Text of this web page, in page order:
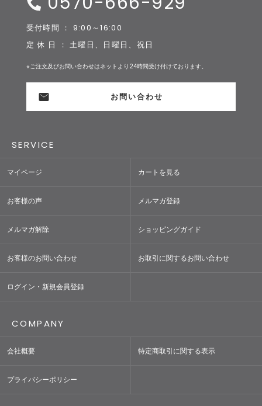
受付時間 ： 9:00～16:00
定 休 日 ： 土曜日、日曜日、祝日
※ご注文及びお問い合わせはネットより24時間受け付けております。
お問い合わせ
SERVICE
マイページ カートを見る
お客様の声 メルマガ登録
メルマガ解除 ショッピングガイド
お客様のお問い合わせ お取引に関するお問い合わせ
ログイン・新規会員登録
COMPANY
会社概要 特定商取引に関する表示
プライバシーポリシー